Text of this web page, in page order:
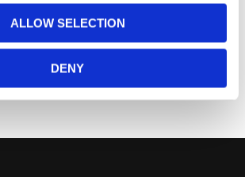
ALLOW SELECTION
DENY
lämna ett omdöme.